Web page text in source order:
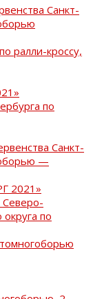
Санкт-
ралли-кроссу,
по
Санкт-
—
2021»
по